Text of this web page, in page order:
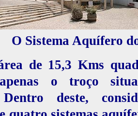
O Sistema Aquífero
de 15,3 Kms
apenas o troço
Dentro deste,